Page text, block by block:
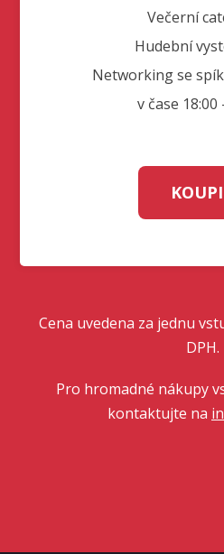
Večerní
Hudební
Networking se
v čase 18:00
Cena uvedena za jednu
DPH.
Pro hromadné nákupy
kontaktujte na